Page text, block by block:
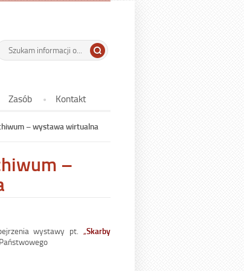
Zasób Kontakt
– wystawa wirtualna
–
wystawy pt. „Skarby